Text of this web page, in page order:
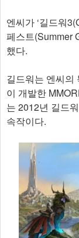
엔씨가 ‘길드워
페스트(Summer
했다.
길드워는 엔씨의
이 개발한
는 2012년 길드
속작이다.